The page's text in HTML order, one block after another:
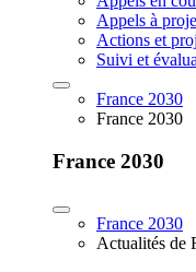
Appels à
Actions et
Suivi et
France 2030
France 2030
France 2030
France 2030
Actualités de